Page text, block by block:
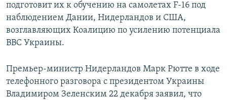
подготовит их к обучению на самолетах F-16 под
наблюдением Дании, Нидерландов и США,
возглавляющих Коалицию по усилению потенциала
ВВС Украины.
Премьер-министр Нидерландов Марк Рютте в ходе
телефонного разговора с президентом Украины
Владимиром Зеленским 22 декабря заявил, что